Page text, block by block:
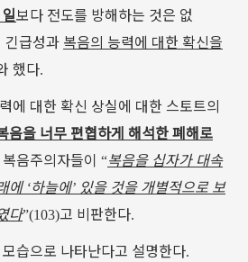
일보다 전도를 방해하는 것은 없
긴급성과 복음의 능력에 대한 확신을
했다.
에 대한 확신 상실에 대한스토트의
음을 너무 편협하게 해석한폐해로
복음주의자들이 “복음을 십자가 대속
에 ‘하늘에’ 있을 것을 개별적으로 보
다”(103)고 비판한다.
모습으로 나타난다고 설명한다.